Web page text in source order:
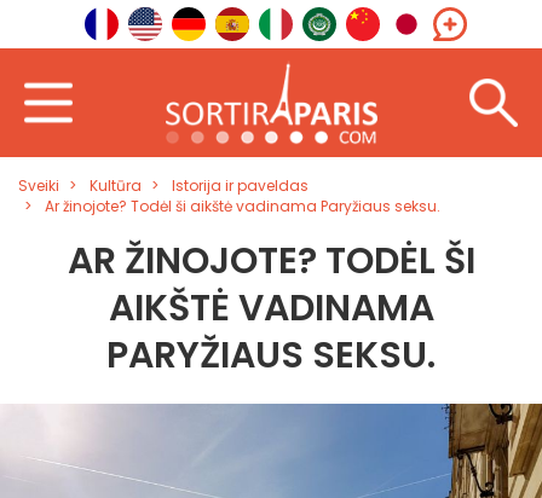
Sveiki Kultūra
Istorija ir paveldas
Ar žinojote? Todėl ši aikštė vadinama Paryžiaus seksu.
AR ŽINOJOTE? TODĖL ŠI
AIKŠTĖ VADINAMA
PARYŽIAUS SEKSU.